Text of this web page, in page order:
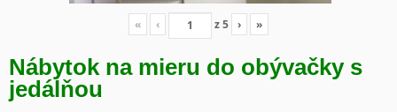
« ‹ z5 › »
Nábytok na mieru do obývačky s
jedálňou